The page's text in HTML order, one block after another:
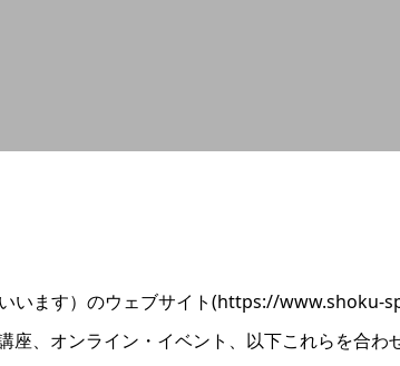
います）のウェブサイト(https://
座、オンライン・イベント、以下これらを合